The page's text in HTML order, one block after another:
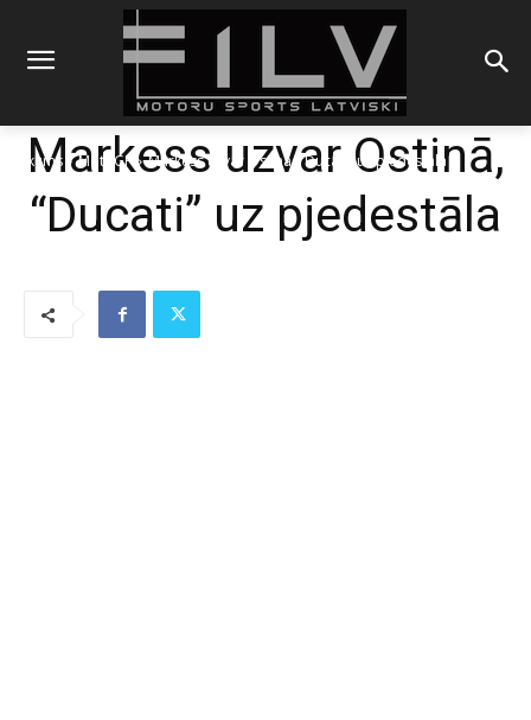
Sākums MotoGP Markess uzvar Ostinā, "Ducati" uz pjedestāla
Markess uzvar Ostinā,
“Ducati” uz pjedestāla